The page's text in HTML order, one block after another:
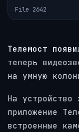
File 2642
Телемост
теперь
на умную
На устройство
приложение
встроенные